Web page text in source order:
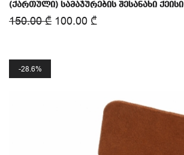
(ქართული) სამაჯურების შესანახი ქეისი
150.00₾ 100.00 ₾
28.6%